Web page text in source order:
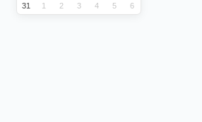
31 1 2 3 4 5 6